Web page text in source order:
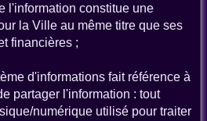
l'information constitue une
la Ville au même titre que ses
financières ;
d'informations fait référence à
partager l'information : tout
numérique utilisé pour traiter